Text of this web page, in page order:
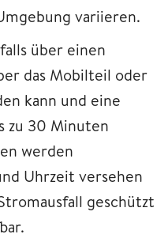
variieren.
über einen
das Mobilteil oder
kann und eine
zu 30 Minuten
werden
Uhrzeit versehen
geschützt